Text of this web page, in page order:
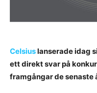
Celsiuslanserade idag
ett direkt svar på
framgångar de senaste